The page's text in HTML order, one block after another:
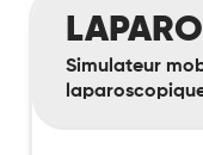
Advance
Simulateur